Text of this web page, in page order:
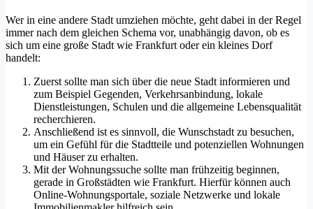
Wer in eine andere Stadt umziehen möchte, geht dabei in der Regel
immer nach dem gleichen Schema vor, unabhängig davon, ob es
sich um eine große Stadt wie Frankfurt oder ein kleines Dorf
handelt:
Zuerst sollte man sich über die neue Stadt informieren und
zum Beispiel Gegenden, Verkehrsanbindung, lokale
Dienstleistungen, Schulen und die allgemeine Lebensqualität
recherchieren.
Anschließend ist es sinnvoll, die Wunschstadt zu besuchen,
um ein Gefühl für die Stadtteile und potenziellen Wohnungen
und Häuser zu erhalten.
Mit der Wohnungssuche sollte man frühzeitig beginnen,
gerade in Großstädten wie Frankfurt. Hierfür können auch
Online-Wohnungsportale, soziale Netzwerke und lokale